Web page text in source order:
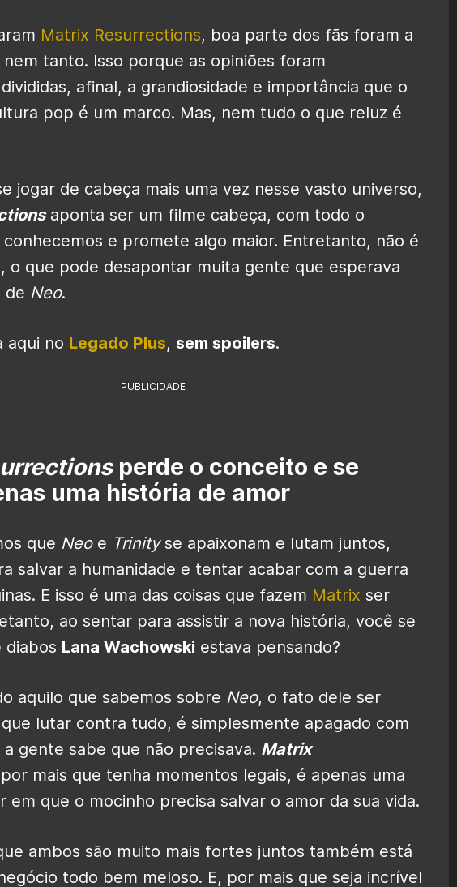
Matrix Resurrections, boa parte dos fãs foram a
tanto. Isso porque as opiniões foram
afinal, a grandiosidade e importância que o
pop é um marco. Mas, nem tudo o que reluz é
jogar de cabeça mais uma vez nesse vasto universo,
aponta ser um filme cabeça, com todo o
e promete algo maior. Entretanto, não é
o que pode desapontar muita gente que esperava
de Neo.
aqui no Legado Plus, sem spoilers.
PUBLICIDADE
perde o conceito e se
uma história de amor
que Neoe Trinityse apaixonam e lutam juntos,
salvar a humanidade e tentar acabar com a guerra
E isso é uma das coisas que fazem Matrix ser
ao sentar para assistir a nova história, você se
diabos Lana Wachowski estava pensando?
aquilo que sabemos sobre Neo, o fato dele ser
lutar contra tudo, é simplesmente apagado com
gente sabe que não precisava. Matrix
mais que tenha momentos legais, é apenas uma
em que o mocinho precisa salvar o amor da sua vida.
ambos são muito mais fortes juntos também está
todo bem meloso. E, por mais que seja incrível